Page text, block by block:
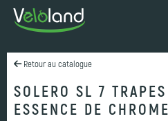
Retour au catalogue
SOLERO SL 7 TRAPES
ESSENCE DE CHROME